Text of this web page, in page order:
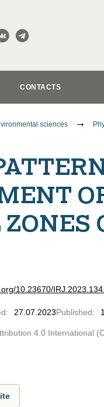
CONTACTS
sciences
10.23670/
: 27.07.2023Published:
4.0 International